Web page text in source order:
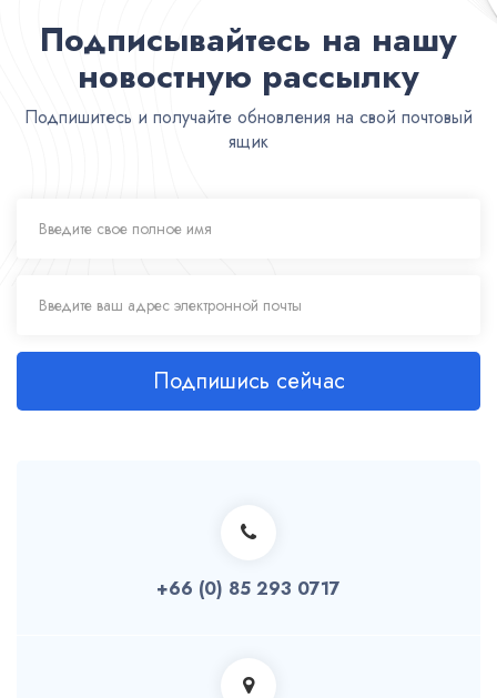
Подписывайтесь на нашу
новостную рассылку
Подпишитесь и получайте обновления на свой почтовый
ящик
Подпишись сейчас
+66 (0) 85 293 0717